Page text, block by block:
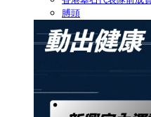
膊頭